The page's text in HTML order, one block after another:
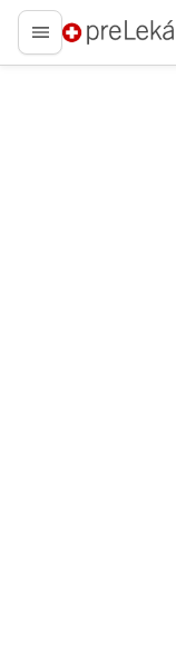
preLekára.sk